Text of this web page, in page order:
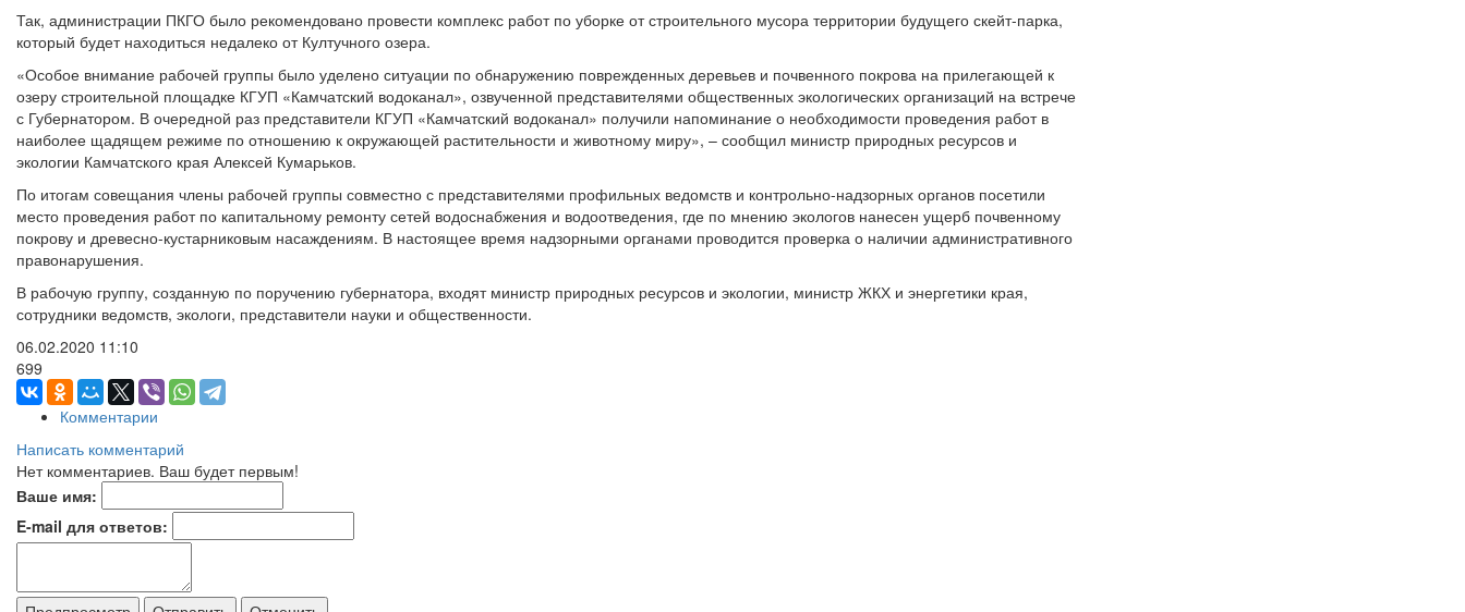
Так, администрации ПКГО было рекомендовано провести комплекс работ по уборке от строительного мусора территории будущего скейт-парка,
который будет находиться недалеко от Култучного озера.
«Особое внимание рабочей группы было уделено ситуации по обнаружению поврежденных деревьев и почвенного покрова на прилегающей к
озеру строительной площадке КГУП «Камчатский водоканал», озвученной представителями общественных экологических организаций на встрече
с Губернатором. В очередной раз представители КГУП «Камчатский водоканал» получили напоминание о необходимости проведения работ в
наиболее щадящем режиме по отношению к окружающей растительности и животному миру», – сообщил министр природных ресурсов и
экологии Камчатского края Алексей Кумарьков.
По итогам совещания члены рабочей группы совместно с представителями профильных ведомств и контрольно-надзорных органов посетили
место проведения работ по капитальному ремонту сетей водоснабжения и водоотведения, где по мнению экологов нанесен ущерб почвенному
покрову и древесно-кустарниковым насаждениям. В настоящее время надзорными органами проводится проверка о наличии административного
правонарушения.
В рабочую группу, созданную по поручению губернатора, входят министр природных ресурсов и экологии, министр ЖКХ и энергетики края,
сотрудники ведомств, экологи, представители науки и общественности.
06.02.2020 11:10
699
Комментарии
Написать комментарий
Нет комментариев. Ваш будет первым!
Ваше имя:
E-mail для ответов: